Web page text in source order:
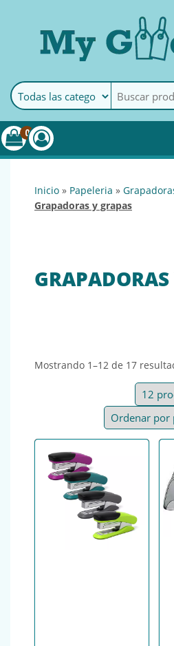
MyGoods ·
0
inicio » papeleria »
grapadoras y grapas
Mostrando 1–12 de 17